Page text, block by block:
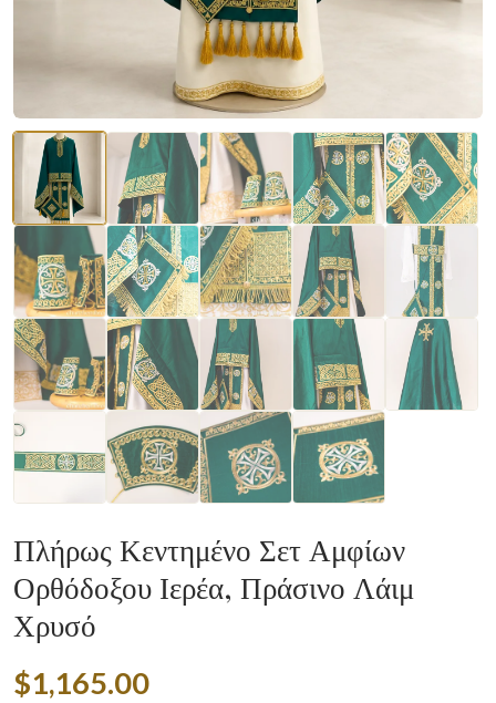
Πλήρως Κεντημένο Σετ Αμφίων
Ορθόδοξου Ιερέα, Πράσινο Λάιμ
Χρυσό
$1,165.00